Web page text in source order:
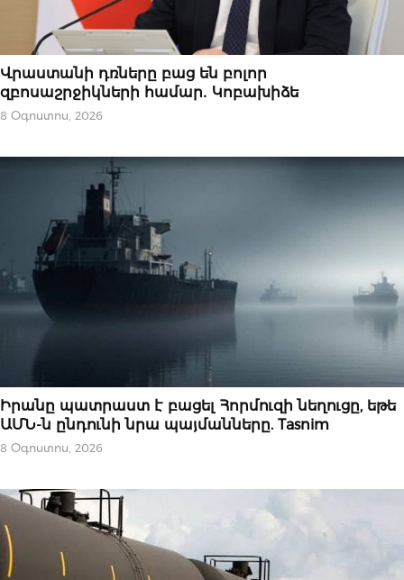
ՆՈՐՈՒԹՅՈՒՆՆԵՐ
Վրաստանի դռները բաց են բոլոր
զբոսաշրջիկների համար․ Կոբախիձե
8 Օգոստոս, 2026
ՆՈՐՈՒԹՅՈՒՆՆԵՐ
Իրանը պատրաստ է բացել Հորմուզի նեղուցը, եթե
ԱՄՆ-ն ընդունի նրա պայմանները. Tasnim
8 Օգոստոս, 2026